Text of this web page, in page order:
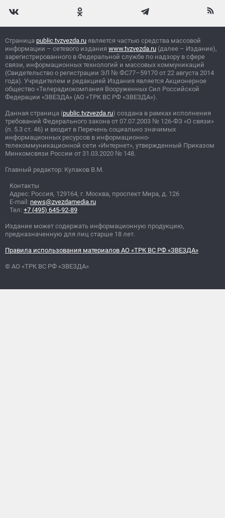
Страница public.tvzvezda.ru является частью средства массовой
информации – сетевого издания www.tvzvezda.ru (далее – Издание),
зарегистрированного в Федеральной службе по надзору в сфере
связи, информационных технологий и массовых коммуникаций
(Свидетельство о регистрации ЭЛ № ФС77–59170 от 22 августа 2014
года). Учредителем и редакцией Издания является Акционерное
общество «Телерадиокомпания Вооруженных Сил Российской
Федерации «ЗВЕЗДА» (АО «ТРК ВС РФ «ЗВЕЗДА»).
Данная страница (public.tvzvezda.ru) создана в рамках исполнения
требований Федерального закона от 07.07.2003 № 126-ФЗ «О связи»
(п. 5.3 ст. 46) и входит в Перечень социально значимых
информационных ресурсов в информационно-
телекоммуникационной сети «Интернет», утвержденный Приказом
Минкомсвязи России от 31.03.2020 № 148.
Главный редактор: Кулаков В.М.
Контакты
Адрес: Россия, 129164, г. Москва, проспект Мира, д. 126
E-mail: news@zvezdamedia.ru
Тел: +7 (495) 645-92-89
Издание может содержать информационную продукцию,
предназначенную для лиц старше 18 лет.
Правила использования материалов АО «ТРК ВС РФ «ЗВЕЗДА»
© АО «ТРК ВС РФ «ЗВЕЗДА»